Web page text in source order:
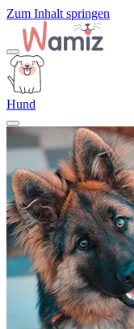
Zum Inhalt springen
Hund